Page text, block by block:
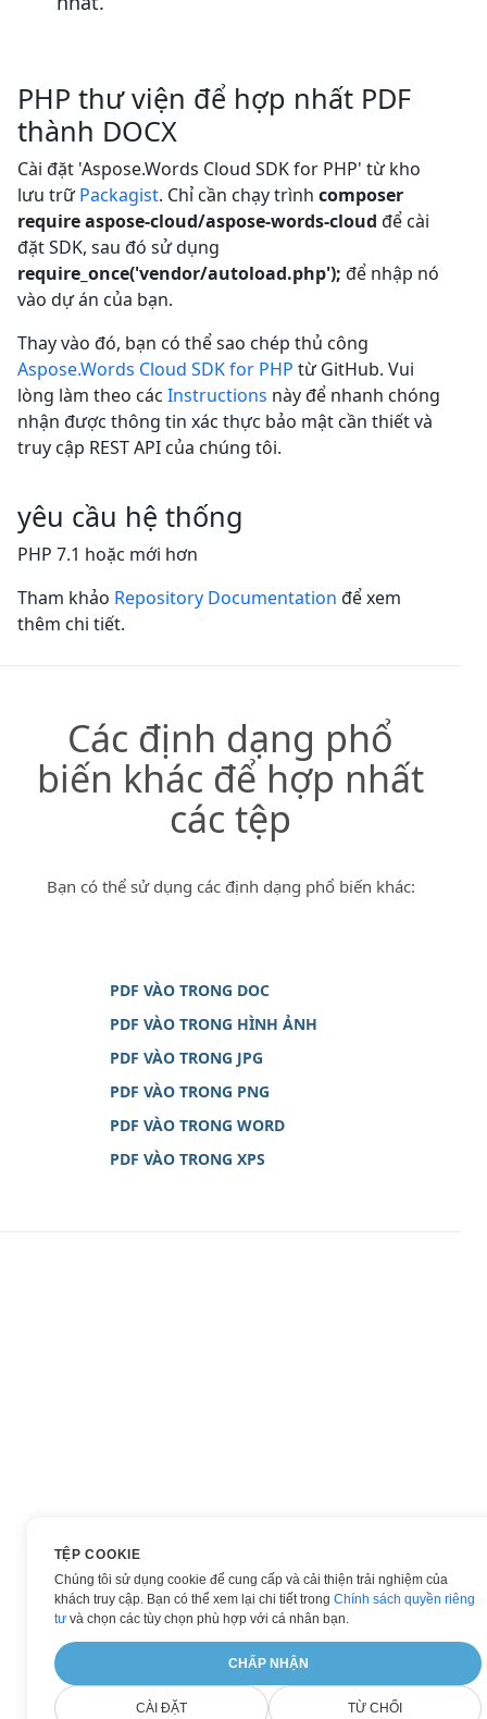
PHP thư viện để hợp nhất PDF
thành DOCX
Cài đặt 'Aspose.Words Cloud SDK for PHP' từ kho
lưu trữPackagist. Chỉ cần chạy trình composer
require aspose-cloud/aspose-words-cloud để cài
đặt SDK, sau đó sử dụng
require_once('vendor/autoload.php'); để nhập nó
vào dự án của bạn.
Thay vào đó, bạn có thể sao chép thủ công
Aspose.Words Cloud SDK for PHP từ GitHub. Vui
lòng làm theo các Instructions này để nhanh chóng
nhận được thông tin xác thực bảo mật cần thiết và
truy cập REST API của chúng tôi.
yêu cầu hệ thống
PHP 7.1 hoặc mới hơn
Tham khảo Repository Documentation để xem
thêm chi tiết.
Các định dạng phổ
biến khác để hợp nhất
các tệp
Bạn có thể sử dụng các định dạng phổ biến khác:
PDF VÀO TRONG DOC
PDF VÀO TRONG HÌNH ẢNH
PDF VÀO TRONG JPG
PDF VÀO TRONG PNG
PDF VÀO TRONG WORD
PDF VÀO TRONG XPS
TỆP COOKIE
Chúng tôi sử dụng cookie để cung cấp và cải thiện trải nghiệm của
khách truy cập. Bạn có thể xem lại chi tiết trong Chính sách quyền riêng
tưvà chọn các tùy chọn phù hợp với cá nhân bạn.
CHẤP NHẬN
CÀI ĐẶT TỪ CHỐI